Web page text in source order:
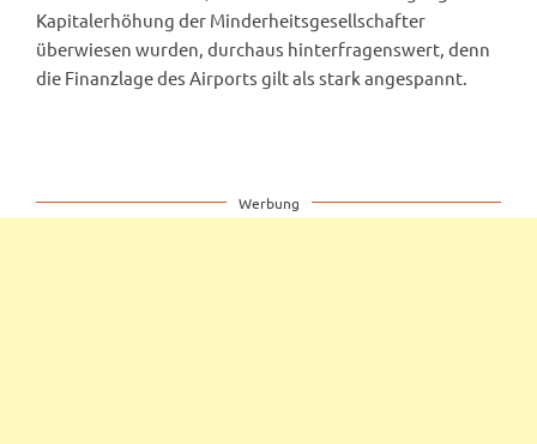
Kapitalerhöhung der Minderheitsgesellschafter
überwiesen wurden, durchaus hinterfragenswert, denn
die Finanzlage des Airports gilt als stark angespannt.
Werbung